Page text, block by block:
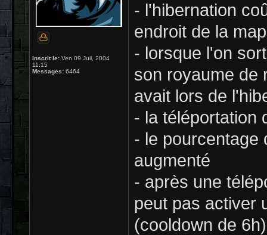
Inscrit le: Ven 09 Juil, 2004
11:15
Messages: 6464
- l'hibernation
endroit de la map
- lorsque l'on
son royaume de
avait lors de
- la téléportation
- le pourcentage
augmenté
- après une
peut pas activer
(cooldown de 6h)